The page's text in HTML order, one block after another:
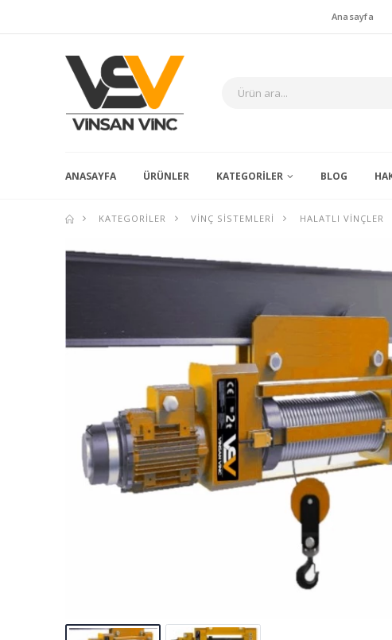
Anasayfa
ANASAYFA ÜRÜNLER KATEGORILER BLOG
KATEGORILER VINÇ SISTEMLERI HALATLI VINÇLER